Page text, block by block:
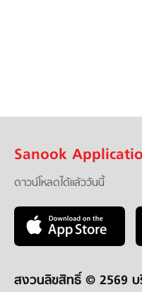
Sanook
ดาวน์โหลดได้แล้ววันนี้
สงวนลิขสิทธิ์ © 2569 บ